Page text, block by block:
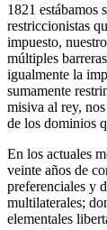
1821 estábamos
restriccionistas
impuesto,
múltiples
igualmente la
sumamente
misiva al rey,
de los dominios
En los actuales
veinte años de
preferenciales y
multilaterales;
elementales